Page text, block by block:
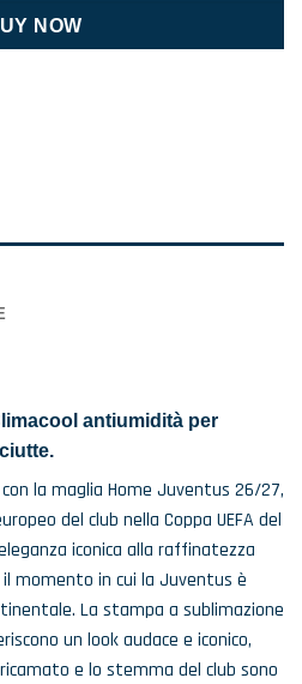
NOW
antiumidità per
la maglia Home Juventus 26/27,
del club nella Coppa UEFA del
iconica alla raffinatezza
momento in cui la Juventus è
La stampa a sublimazione
un look audace e iconico,
e lo stemma del club sono